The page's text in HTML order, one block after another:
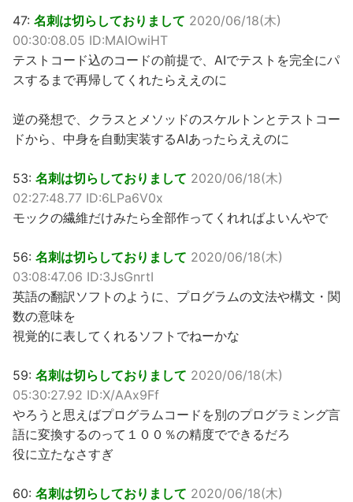
47: 名刺は切らしておりまして 2020/06/18(木)
00:30:08.05 ID:MAIOwiHT
テストコード込のコードの前提で、AIでテストを完全にパ
スするまで再帰してくれたらええのに
逆の発想で、クラスとメソッドのスケルトンとテストコー
ドから、中身を自動実装するAIあったらええのに
53: 名刺は切らしておりまして 2020/06/18(木)
02:27:48.77 ID:6LPa6V0x
モックの繊維だけみたら全部作ってくれればよいんやで
56: 名刺は切らしておりまして 2020/06/18(木)
03:08:47.06 ID:3JsGnrtI
英語の翻訳ソフトのように、プログラムの文法や構文・関
数の意味を
視覚的に表してくれるソフトでねーかな
59: 名刺は切らしておりまして 2020/06/18(木)
05:30:27.92 ID:X/AAx9Ff
やろうと思えばプログラムコードを別のプログラミング言
語に変換するのって１００％の精度でできるだろ
役に立たなさすぎ
60: 名刺は切らしておりまして 2020/06/18(木)